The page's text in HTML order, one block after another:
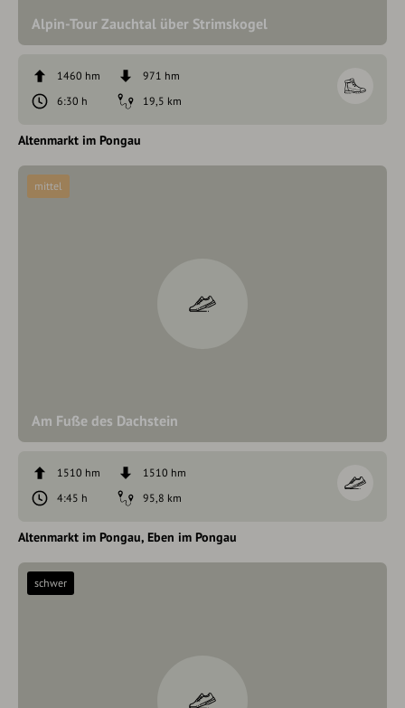
Alpin-Tour Zauchtal über Strimskogel
1460 hm
971 hm
6:30 h
19,5 km
Altenmarkt im Pongau
Am Fuße des Dachstein
mittel
1510 hm
1510 hm
4:45 h
95,8 km
Altenmarkt im Pongau Eben im Pongau
schwer